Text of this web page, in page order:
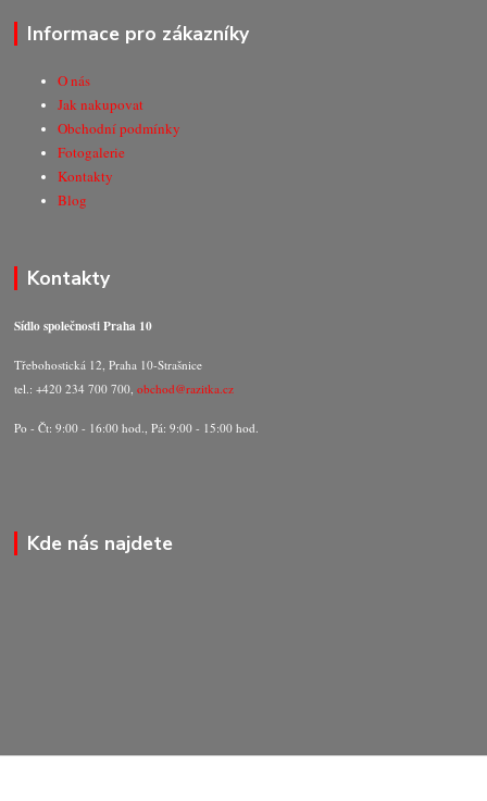
Informace pro zákazníky
O nás
Jak nakupovat
Obchodní podmínky
Fotogalerie
Kontakty
Blog
Kontakty
Sídlo společnosti Praha 10
Třebohostická 12, Praha 10-Strašnice
tel.: +420 234 700 700,obchod@razitka.cz
Po - Čt: 9:00 - 16:00 hod., Pá: 9:00 - 15:00 hod.
Kde nás najdete